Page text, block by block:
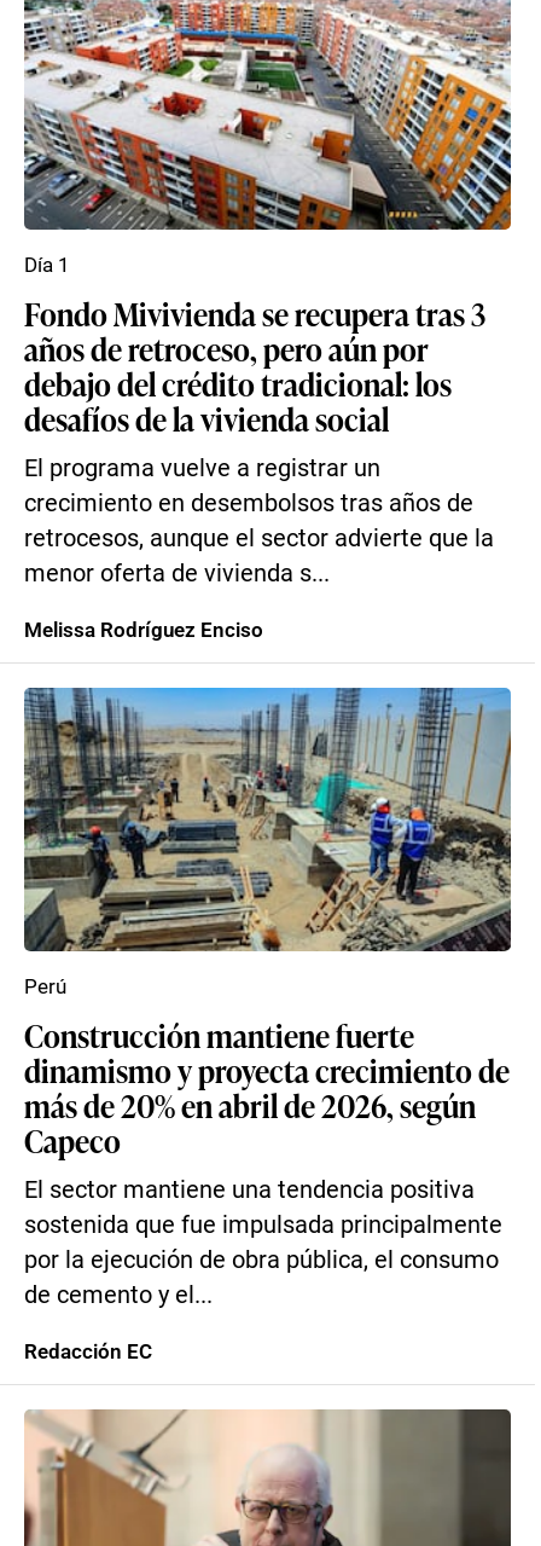
Fondo Mivivienda se recupera tras 3
años de retroceso, pero aún por
debajo del crédito tradicional: los
desafíos de la vivienda social
El programa vuelve a registrar un
crecimiento en desembolsos tras años de
retrocesos, aunque el sector advierte que la
menor oferta de vivienda s...
Día 1
Melissa Rodríguez Enciso
Construcción mantiene fuerte
dinamismo y proyecta crecimiento de
más de 20% en abril de 2026, según
Capeco
El sector mantiene una tendencia positiva
sostenida que fue impulsada principalmente
por la ejecución de obra pública, el consumo
de cemento y el...
Perú
Redacción EC